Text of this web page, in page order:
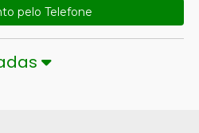
pelo Telefone